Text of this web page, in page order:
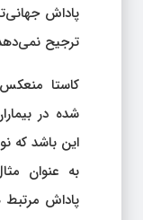
پاداش
ترجیح
کاستا
این باشد که
به عنوان
پاداش مرتبط